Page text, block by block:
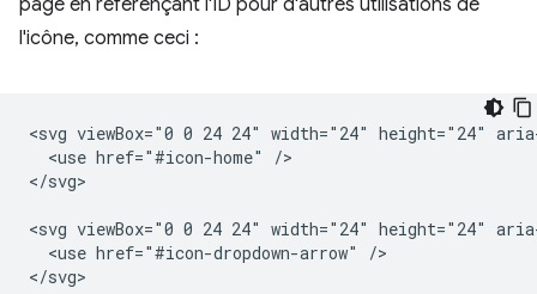
page en référençant l'ID pour d'autres utilisations de
l'icône, comme ceci :
<svg viewBox="0 0 24 24" width="24" height="24"
  <use href="#icon-home" />
</svg>
<svg viewBox="0 0 24 24" width="24" height="24"
  <use href="#icon-dropdown-arrow" />